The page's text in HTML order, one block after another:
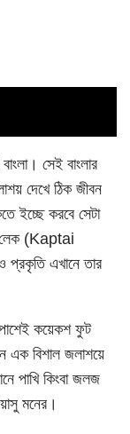
সেই বাংলার
দেখে ঠিক জীবন
ইচ্ছে করবে সেটা
লেক (Kaptai
প্রকৃতি এখানে তার
পাশেই কয়েকশ ফুট
এক বিশাল জলাশয়ে
পাখি কিংবা জলজ
মনের।